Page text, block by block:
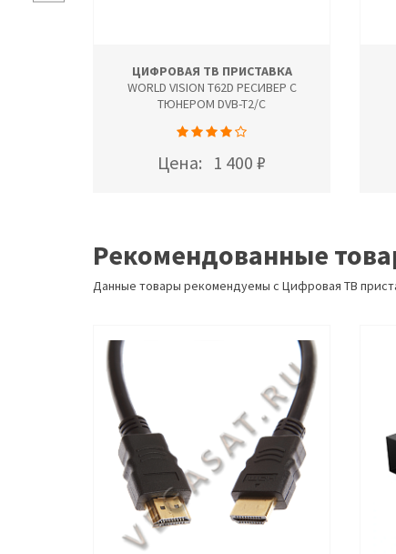
ЦИФРОВАЯ ТВ ПРИСТАВКА
WORLD VISION T62D РЕСИВЕР С
ТЮНЕРОМ DVB-T2/C
Цена: 1 400 ₽
Рекомендованные
Данные товары рекомендуемы с Цифровая ТВ